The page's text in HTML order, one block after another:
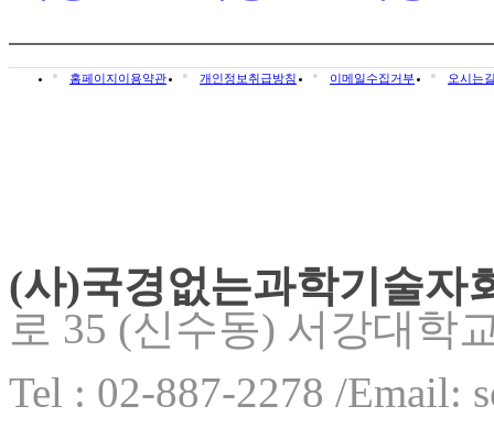
홈페이지이용약관 개인정보취급방침 이메일수집거부 오시는
(사)국경없는과학기술자
로 35 (신수동) 서강대학
Tel : 02-887-2278 /Email: